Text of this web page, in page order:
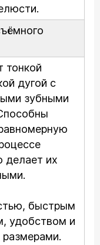
тонкой
дугой с
зубными
делает их
быстрым
удобством и